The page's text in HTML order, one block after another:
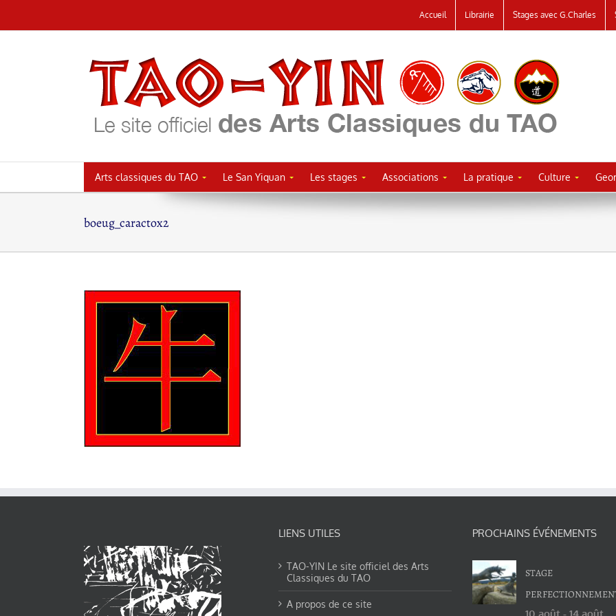
au
Accueil Librairie Stages avec G.Charles
Arts classiques du TAO Le San Yiquan Les stages Associations La pratique Culture
boeug_caractox2
LIENS UTILES
TAO-YIN Le site officiel des Arts
Classiques du TAO
A propos de ce site
PROCHAINS ÉVÉNEMENTS
STAGE